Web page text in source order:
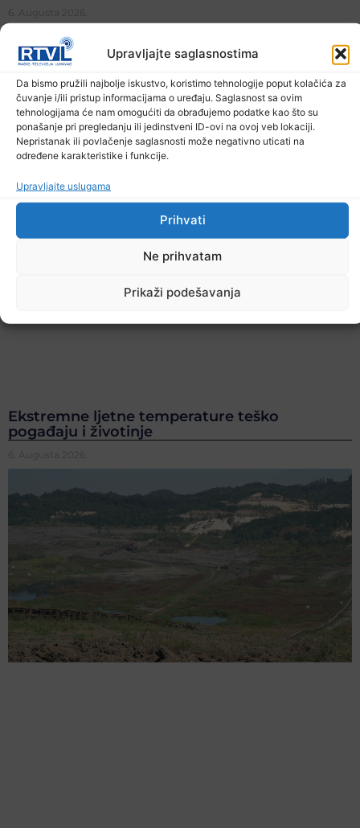
Upravljajte saglasnostima
Da bismo pružili najbolje iskustvo, koristimo tehnologije poput kolačića za
čuvanje i/ili pristup informacijama o uređaju. Saglasnost sa ovim
tehnologijama će nam omogućiti da obrađujemo podatke kao što su
ponašanje pri pregledanju ili jedinstveni ID-ovi na ovoj veb lokaciji.
Nepristanak ili povlačenje saglasnosti može negativno uticati na
određene karakteristike i funkcije.
Upravljajte uslugama
Prihvati
Ne prihvatam
Prikaži podešavanja
6. Augusta 2026.
Ekstremne ljetne temperature teško
pogađaju i životinje
6. Augusta 2026.